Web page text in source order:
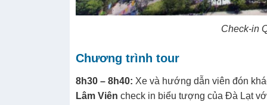
Check-in
Chương trình tour
8h30 – 8h40: Xe và hướng dẫn viên đón
Lâm Viên check in biểu tượng của Đà Lạt